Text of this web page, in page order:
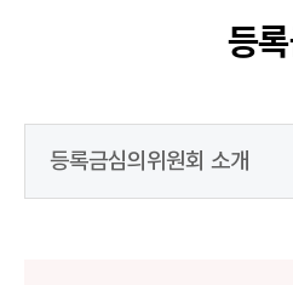
등
등록금심의위원회 소개